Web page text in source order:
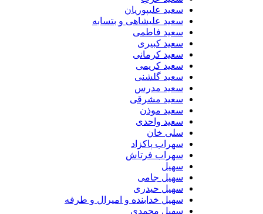
سعید علیپوریان
سعید علیشاهی و بتسابه
سعید فاطمی
سعید کبیری
سعید کرمانی
سعید کریمی
سعید گلشنی
سعید مدرس
سعید مشرقی
سعید موذن
سعید واحدی
سلی خان
سهراب پاکزاد
سهراب فرتاش
سهیل جامی
سهیل حیدری
سهیل خدابنده و امیرال و طرفه
سهیل محمدی